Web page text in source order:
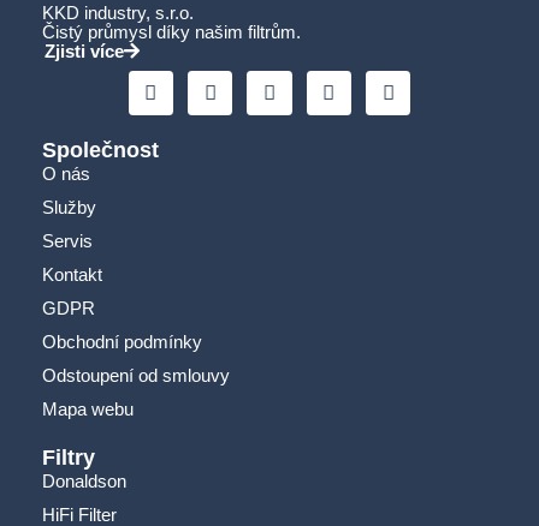
KKD industry, s.r.o.
Čistý průmysl díky našim filtrům.
Zjisti více
Společnost
O nás
Služby
Servis
Kontakt
GDPR
Obchodní podmínky
Odstoupení od smlouvy
Mapa webu
Filtry
Donaldson
HiFi Filter